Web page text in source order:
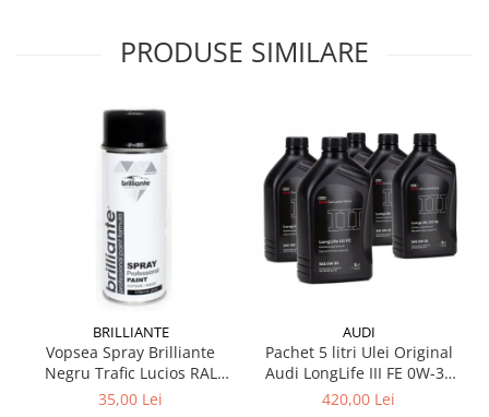
PRODUSE SIMILARE
BRILLIANTE
Vopsea Spray Brilliante
Negru Trafic Lucios RAL
9017 400 ml
35,00 Lei
AUDI
Pachet 5 litri Ulei Original
Audi LongLife III FE 0W-30
GS55545D2 – Aprobări VW420,00 Lei